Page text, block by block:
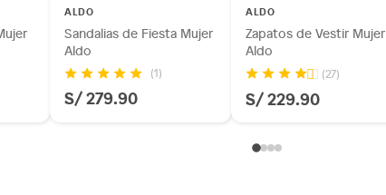
ALDO
Sandalias de Fiesta Mujer
Aldo
(1)
S/ 279.90
ALDO
Zapatos de Vestir Mujer
Aldo
(27)
S/ 229.90